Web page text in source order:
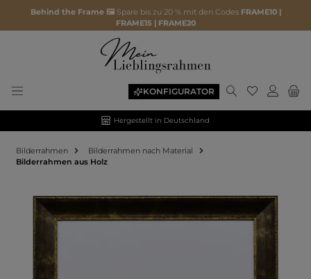
Behind the Frame 🖼️ Spare bis zu 20 % mit den Codes FRAME10 |
FRAME15 | FRAME20
KONFIGURATOR
Hergestellt in Deutschland
Bilderrahmen
Bilderrahmen nach Material
Bilderrahmen aus Holz
Bildergalerie überspringen